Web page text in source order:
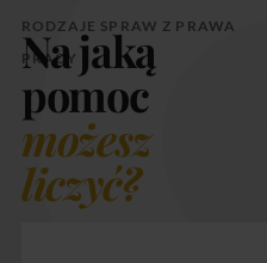
RODZAJE SPRAW Z PRAWA
PRACY
Na jaką
pomoc
możesz
liczyć?